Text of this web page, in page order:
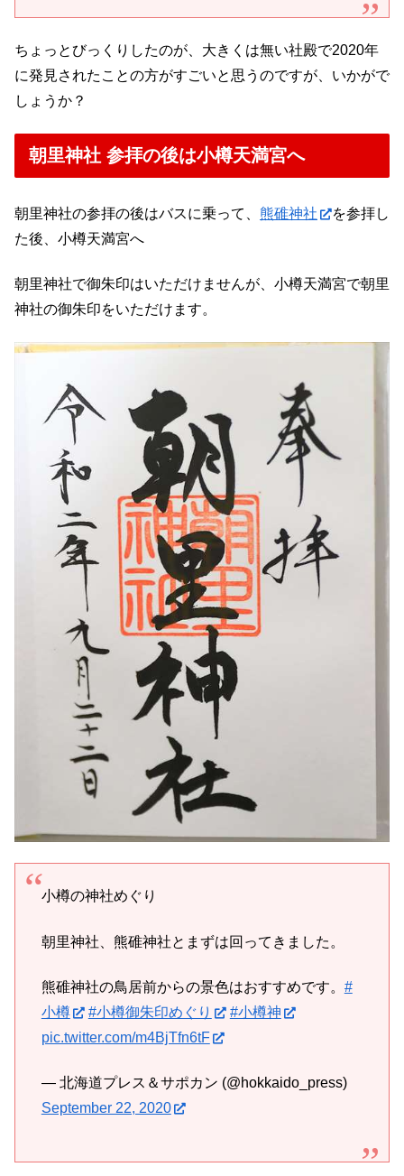
ちょっとびっくりしたのが、大きくは無い社殿で2020年
に発見されたことの方がすごいと思うのですが、いかがで
しょうか？
朝里神社 参拝の後は小樽天満宮へ
朝里神社の参拝の後はバスに乗って、 熊碓神社
を参拝し
た後、小樽天満宮へ
朝里神社で御朱印はいただけませんが、小樽天満宮で朝里
神社の御朱印をいただけます。
小樽の神社めぐり
朝里神社、熊碓神社とまずは回ってきました。
熊碓神社の鳥居前からの景色はおすすめです。 #
小樽
#小樽御朱印めぐり
#小樽神
pic.twitter.com/m4BjTfn6tF
— 北海道プレス＆サポカン (@hokkaido_press)
September 22, 2020